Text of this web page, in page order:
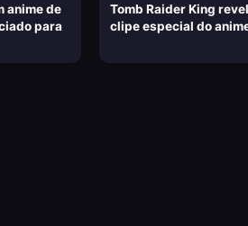
anime de
para
Tomb Raider King
clipe especial do